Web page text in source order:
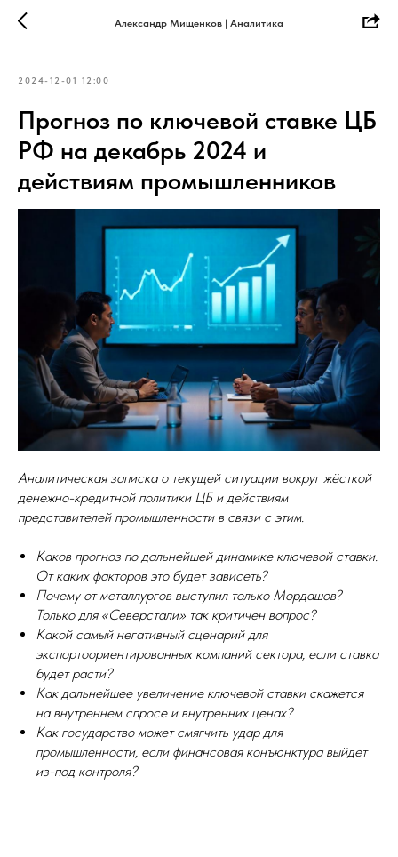
Александр Мищенков | Аналитика
2024-12-01 12:00
Прогноз по ключевой ставке ЦБ
РФ на декабрь 2024 и
действиям промышленников
Аналитическая записка о текущей ситуации вокруг жёсткой
денежно-кредитной политики ЦБ и действиям
представителей промышленности в связи с этим.
Каков прогноз по дальнейшей динамике ключевой ставки.
От каких факторов это будет зависеть?
Почему от металлургов выступил только Мордашов?
Только для «Северстали» так критичен вопрос?
Какой самый негативный сценарий для
экспортоориентированных компаний сектора, если ставка
будет расти?
Как дальнейшее увеличение ключевой ставки скажется
на внутреннем спросе и внутренних ценах?
Как государство может смягчить удар для
промышленности, если финансовая конъюнктура выйдет
из-под контроля?